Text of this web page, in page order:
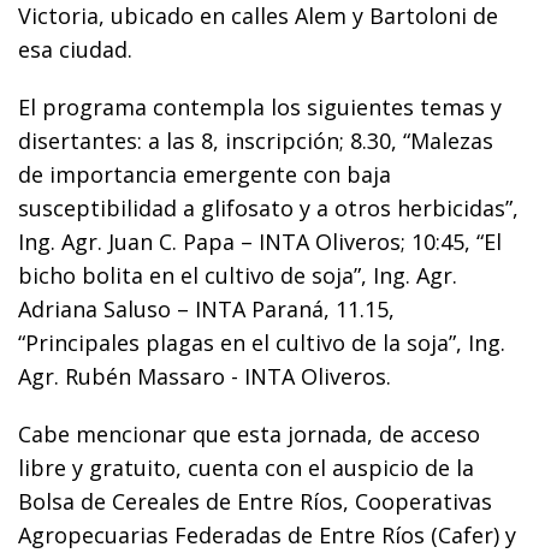
Victoria, ubicado en calles Alem y Bartoloni de
esa ciudad.
El programa contempla los siguientes temas y
disertantes: a las 8, inscripción; 8.30, “Malezas
de importancia emergente con baja
susceptibilidad a glifosato y a otros herbicidas”,
Ing. Agr. Juan C. Papa – INTA Oliveros; 10:45, “El
bicho bolita en el cultivo de soja”, Ing. Agr.
Adriana Saluso – INTA Paraná, 11.15,
“Principales plagas en el cultivo de la soja”, Ing.
Agr. Rubén Massaro - INTA Oliveros.
Cabe mencionar que esta jornada, de acceso
libre y gratuito, cuenta con el auspicio de la
Bolsa de Cereales de Entre Ríos, Cooperativas
Agropecuarias Federadas de Entre Ríos (Cafer) y